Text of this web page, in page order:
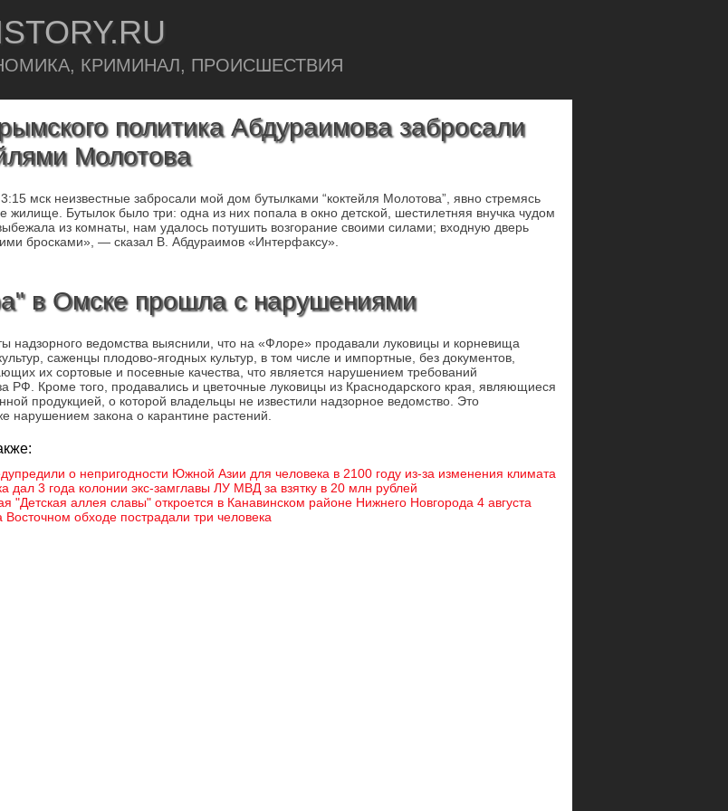
КРИМИНАЛ, ПРОИСШЕСТВИЯ
политика Абдураимова забросали
Молотова
мск неизвестные забросали мой дом бутылками “коктейля Молотова”, явно стремясь
жилище. Бутылок было три: одна из них попала в окно детской, шестилетняя внучка чудом
из комнаты, нам удалось потушить возгорание своими силами; входную дверь
бросками», — сказал В. Абдураимов «Интерфаксу».
в Омске прошла с нарушениями
надзорного ведомства выяснили, что на «Флоре» продавали луковицы и корневища
саженцы плодово-ягодных культур, в том числе и импортные, без документов,
их сортовые и посевные качества, что является нарушением требований
РФ. Кроме того, продавались и цветочные луковицы из Краснодарского края, являющиеся
продукцией, о которой владельцы не известили надзорное ведомство. Это
нарушением закона о карантине растений.
о непригодности Южной Азии для человека в 2100 году из-за изменения климата
дал 3 года колонии экс-замглавы ЛУ МВД за взятку в 20 млн рублей
"Детская аллея славы" откроется в Канавинском районе Нижнего Новгорода 4 августа
Восточном обходе пострадали три человека